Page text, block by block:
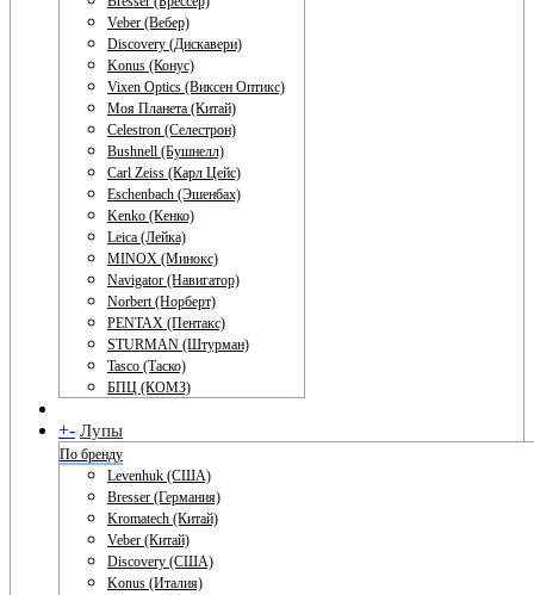
Veber (Вебер)
Discovery (Дискавери)
Konus (Конус)
Vixen Optics (Виксен Оптикс)
Моя Планета (Китай)
Celestron (Селестрон)
Bushnell (Бушнелл)
Carl Zeiss (Карл Цейс)
Eschenbach (Эшенбах)
Kenko (Кенко)
Leica (Лейка)
MINOX (Минокс)
Navigator (Навигатор)
Norbert (Норберт)
PENTAX (Пентакс)
STURMAN (Штурман)
Tasco (Таско)
БПЦ (КОМЗ)
+- Лупы
По бренду
Levenhuk (США)
Bresser (Германия)
Kromatech (Китай)
Veber (Китай)
Discovery (США)
Konus (Италия)